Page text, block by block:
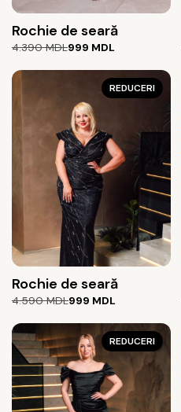
Rochie de seară
4.390MDL
Prețul
a
4.390 MDL.
999 MDL
Prețul
este:
REDUCERI
Rochie de seară
4.590MDL
Prețul
a
fost:
4.590 MDL.
999 MDL
Prețul
este:
999 MDL.
REDUCERI